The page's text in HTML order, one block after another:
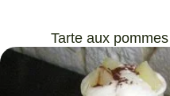
Tarte aux